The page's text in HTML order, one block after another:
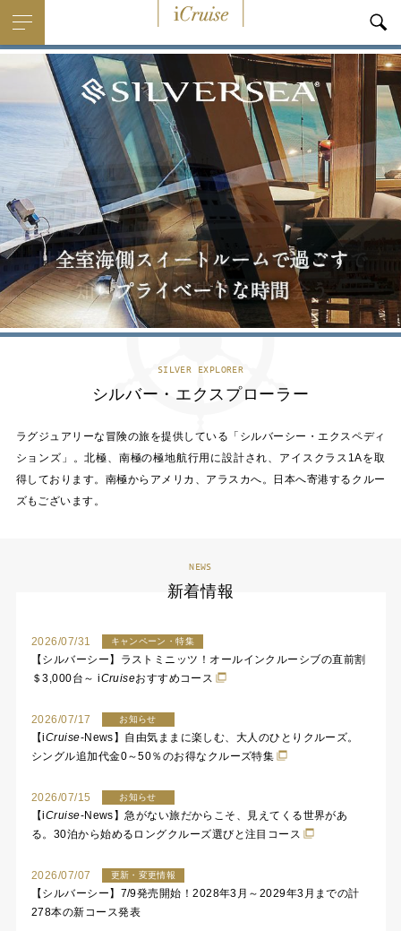
SILVER EXPLORER
シルバー・エクスプローラー
ラグジュアリーな冒険の旅を提供している「シルバーシー・エクスペディ
ションズ」。北極、南極の極地航行用に設計され、アイスクラス1Aを取
得しております。南極からアメリカ、アラスカへ。日本へ寄港するクルー
ズもございます。
NEWS
新着情報
2026/07/31 キャンペーン・特集
【シルバーシー】ラストミニッツ！オールインクルーシブの直前割
＄3,000台～iCruiseおすすめコース
2026/07/17 お知らせ
【iCruise-News】自由気ままに楽しむ、大人のひとりクルーズ。
シングル追加代金0～50％のお得なクルーズ特集
2026/07/15 お知らせ
【iCruise-News】急がない旅だからこそ、見えてくる世界があ
る。30泊から始めるロングクルーズ選びと注目コース
2026/07/07 更新・変更情報
【シルバーシー】7/9発売開始！2028年3月～2029年3月までの計
278本の新コース発表